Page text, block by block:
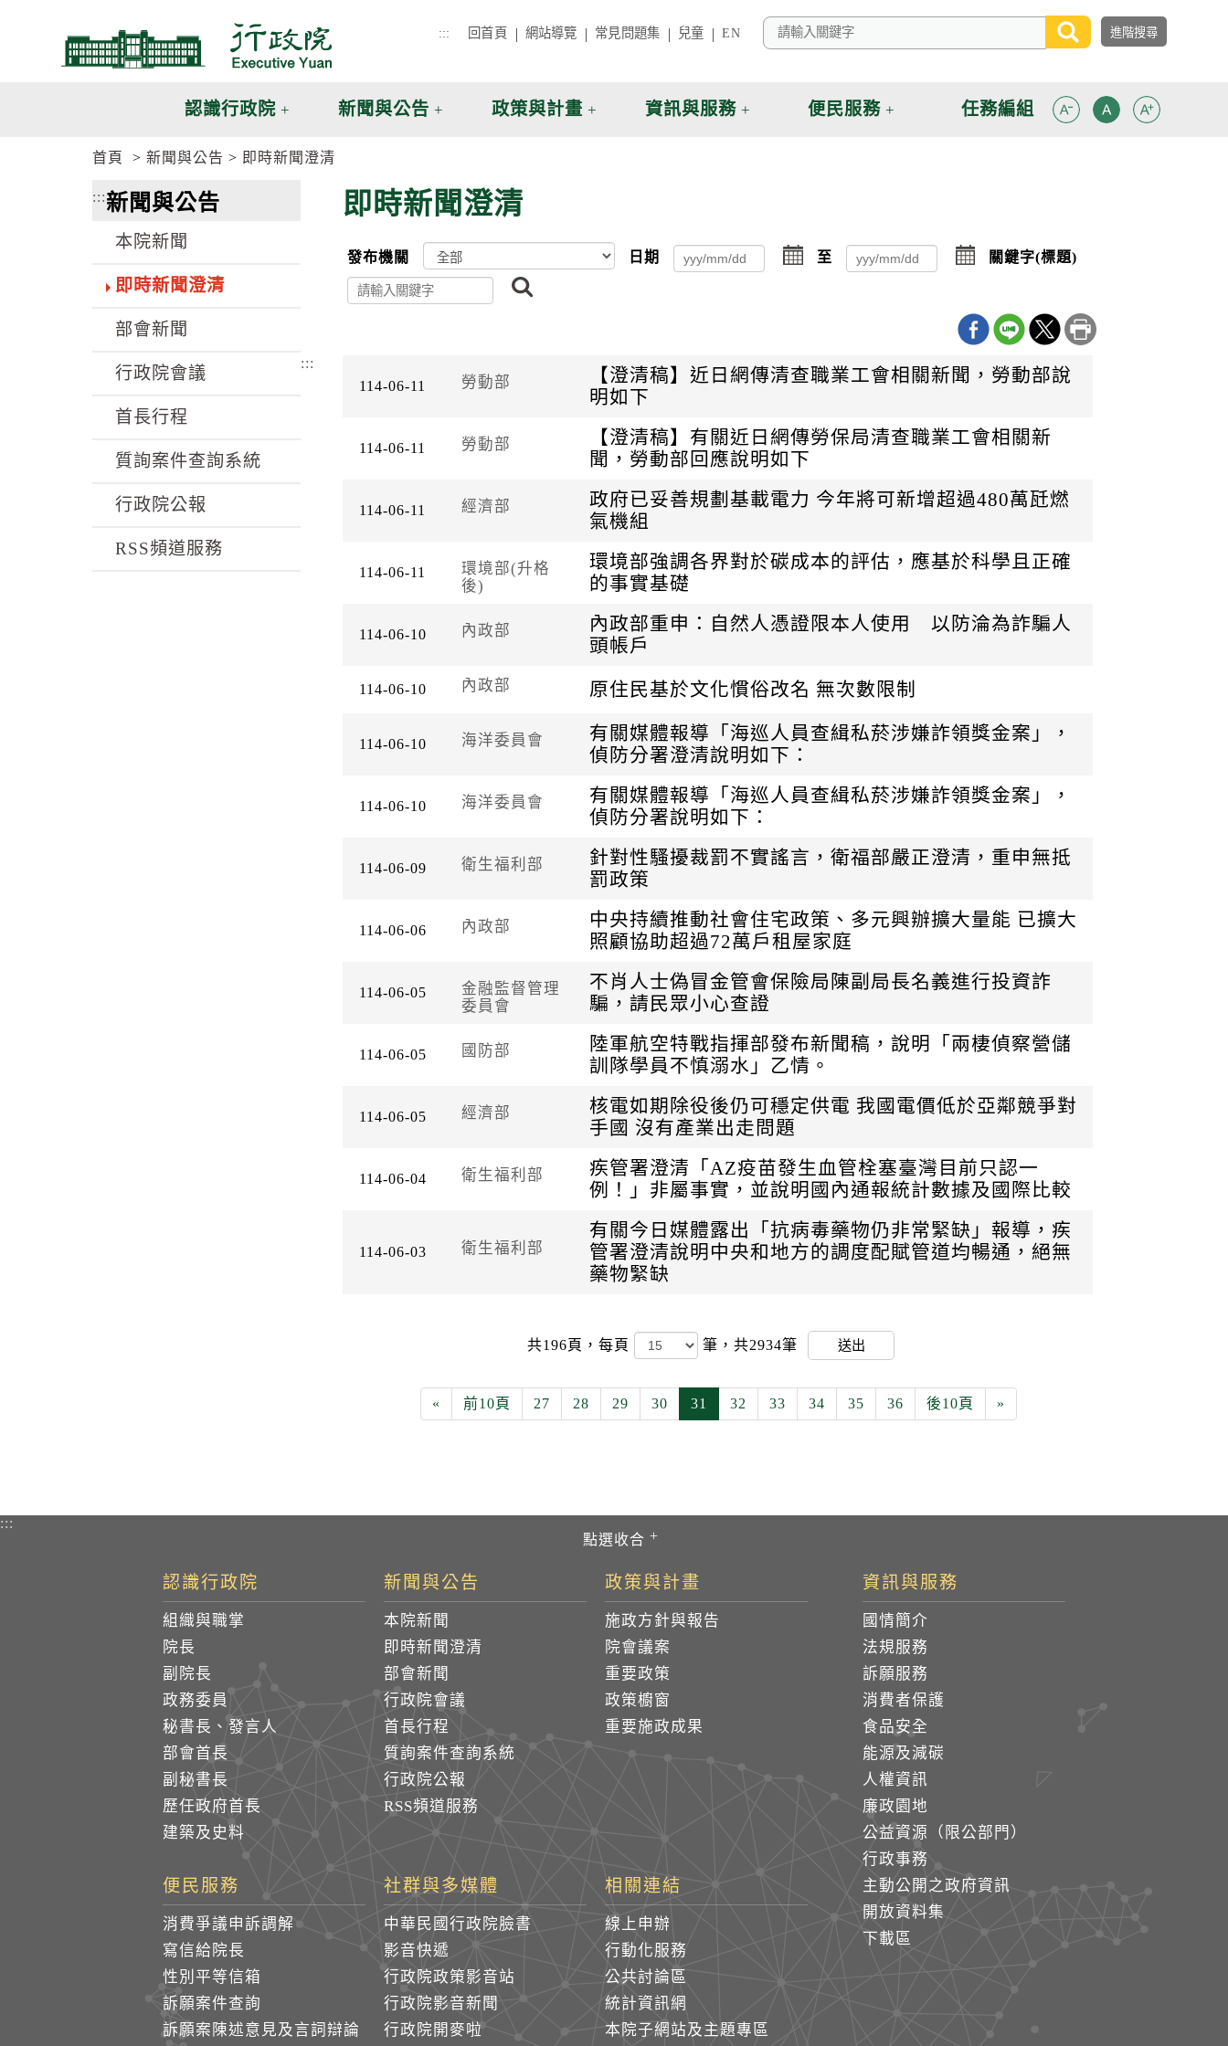
::: 回首頁 網站導覽 常見問題集 兒童 EN
認識行政院 新聞與公告 政策與計畫 資訊與服務 便民服務 任務編組
首頁 新聞與公告 即時新聞澄清
:::新聞與公告
本院新聞
即時新聞澄清
部會新聞
行政院會議
首長行程
質詢案件查詢系統
行政院公報
RSS頻道服務
即時新聞澄清
發布機關 日期
選
點
起
至
點
擊
日
期
日
關鍵字(標題)
尋
:::
勞動部
【澄清稿】近日網傳清查職業工會相關新聞，勞動部說
明如下
114-06-11
勞動部
【澄清稿】有關近日網傳勞保局清查職業工會相關新
聞，勞動部回應說明如下
114-06-11
經濟部
政府已妥善規劃基載電力 今年將可新增超過480萬瓩燃
氣機組
114-06-11
環境部(升格
後)
環境部強調各界對於碳成本的評估，應基於科學且正確
的事實基礎
114-06-11
內政部
內政部重申：自然人憑證限本人使用 以防淪為詐騙人
頭帳戶
114-06-10
內政部 原住民基於文化慣俗改名 無次數限制
114-06-10
海洋委員會
有關媒體報導「海巡人員查緝私菸涉嫌詐領獎金案」，
偵防分署澄清說明如下：
114-06-10
海洋委員會
有關媒體報導「海巡人員查緝私菸涉嫌詐領獎金案」，
偵防分署說明如下：
114-06-10
衛生福利部
針對性騷擾裁罰不實謠言，衛福部嚴正澄清，重申無抵
罰政策
114-06-09
內政部
中央持續推動社會住宅政策、多元興辦擴大量能 已擴大
照顧協助超過72萬戶租屋家庭
114-06-06
金融監督管理
委員會
不肖人士偽冒金管會保險局陳副局長名義進行投資詐
騙，請民眾小心查證
114-06-05
國防部
陸軍航空特戰指揮部發布新聞稿，說明「兩棲偵察營儲
訓隊學員不慎溺水」乙情。
114-06-05
經濟部
核電如期除役後仍可穩定供電 我國電價低於亞鄰競爭對
手國 沒有產業出走問題
114-06-05
衛生福利部
疾管署澄清「AZ疫苗發生血管栓塞臺灣目前只認一
例！」非屬事實，並說明國內通報統計數據及國際比較
114-06-04
衛生福利部
有關今日媒體露出「抗病毒藥物仍非常緊缺」報導，疾
管署澄清說明中央和地方的調度配賦管道均暢通，絕無
藥物緊缺
114-06-03
共196頁，每頁 筆，共2934筆 送出
« 前10頁 27 28 29 30 31 32 33 34 35 36 後10頁 »
:::
認識行政院
組織與職掌
院長
副院長
政務委員
秘書長、發言人
部會首長
副秘書長
歷任政府首長
建築及史料
新聞與公告
本院新聞
即時新聞澄清
部會新聞
行政院會議
首長行程
質詢案件查詢系統
行政院公報
RSS頻道服務
政策與計畫
施政方針與報告
院會議案
重要政策
政策櫥窗
重要施政成果
資訊與服務
國情簡介
法規服務
訴願服務
消費者保護
食品安全
能源及減碳
人權資訊
廉政園地
公益資源（限公部門）
行政事務
主動公開之政府資訊
開放資料集
下載區
便民服務
消費爭議申訴調解
寫信給院長
性別平等信箱
訴願案件查詢
訴願案陳述意見及言詞辯論
社群與多媒體
中華民國行政院臉書
影音快遞
行政院政策影音站
行政院影音新聞
行政院開麥啦
相關連結
線上申辦
行動化服務
公共討論區
統計資訊網
本院子網站及主題專區